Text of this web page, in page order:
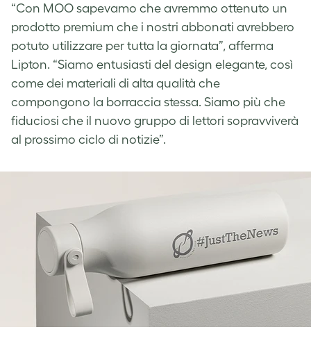
“Con MOO sapevamo che avremmo ottenuto un
prodotto premium che i nostri abbonati avrebbero
potuto utilizzare per tutta la giornata”, afferma
Lipton. “Siamo entusiasti del design elegante, così
come dei materiali di alta qualità che
compongono la borraccia stessa. Siamo più che
fiduciosi che il nuovo gruppo di lettori sopravviverà
al prossimo ciclo di notizie”.